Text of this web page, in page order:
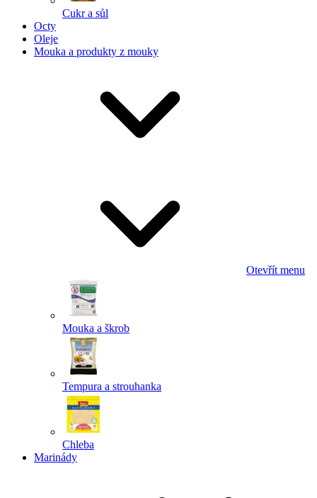
Cukr a sůl
Octy
Oleje
Mouka a produkty z mouky
Otevřít menu
Mouka a škrob
Tempura a strouhanka
Chleba
Marinády
Powered by chaterimo